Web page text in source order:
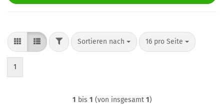
FILTERSortieren nach
Sortieren nach 16 pro Seite
pro Seite
1
1 bis 1 (von insgesamt 1)